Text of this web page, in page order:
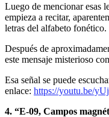
Luego de mencionar esas
empieza a recitar,
letras del alfabeto fonético.
Después de
este mensaje misterioso
Esa señal se puede
enlace: https://youtu.be/
4. “E-09, Campos